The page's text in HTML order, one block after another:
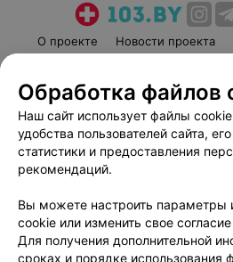
О проекте Новости проекта
Пользовательское соглашение
Вакансии
Написать
Обработка
Обработка файлов
Наш сайт использует файлы
удобства пользователей сайта,
статистики и предоставления
рекомендаций.
Вы можете настроить параметры
cookie или изменить свое
Для получения дополнительной
сроках и порядке использования